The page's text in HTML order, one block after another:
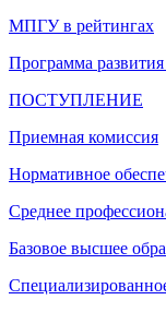
МПГУ в рейтингах
Программа
ПОСТУПЛЕНИЕ
Приемная комиссия
Нормативное
Среднее
Базовое высшее